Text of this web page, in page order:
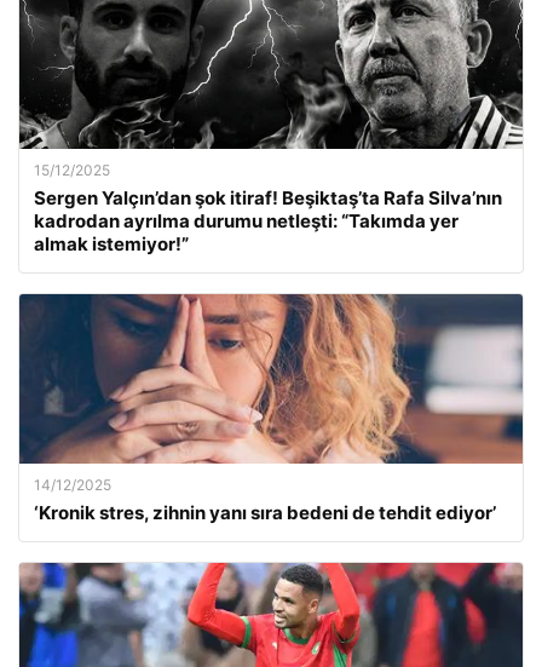
15/12/2025
Sergen Yalçın’dan şok itiraf! Beşiktaş’ta Rafa Silva’nın
kadrodan ayrılma durumu netleşti: “Takımda yer
almak istemiyor!”
14/12/2025
‘Kronik stres, zihnin yanı sıra bedeni de tehdit ediyor’